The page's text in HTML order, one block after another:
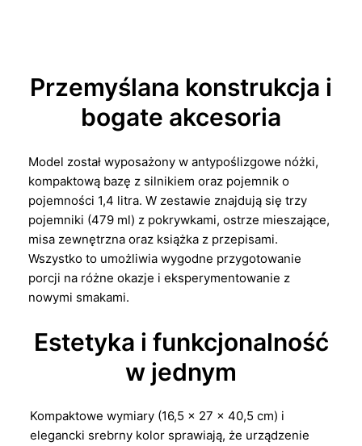
Przemyślana konstrukcja i
bogate akcesoria
Model został wyposażony w antypoślizgowe nóżki,
kompaktową bazę z silnikiem oraz pojemnik o
pojemności 1,4 litra. W zestawie znajdują się trzy
pojemniki (479 ml) z pokrywkami, ostrze mieszające,
misa zewnętrzna oraz książka z przepisami.
Wszystko to umożliwia wygodne przygotowanie
porcji na różne okazje i eksperymentowanie z
nowymi smakami.
Estetyka i funkcjonalność
w jednym
Kompaktowe wymiary (16,5 × 27 × 40,5 cm) i
elegancki srebrny kolor sprawiają, że urządzenie